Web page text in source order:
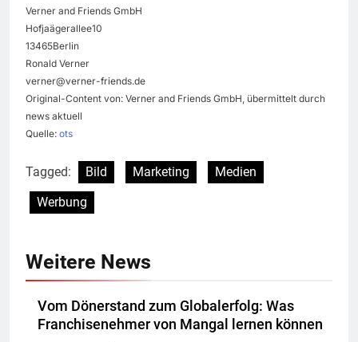
Verner and Friends GmbH
Hofjaägerallee10
13465Berlin
Ronald Verner
verner@verner-friends.de
Original-Content von: Verner and Friends GmbH, übermittelt durch
news aktuell
Quelle: ots
Tagged: Bild Marketing
Medien
Werbung
Weitere News
Vom Dönerstand zum Globalerfolg: Was
Franchisenehmer von Mangal lernen können